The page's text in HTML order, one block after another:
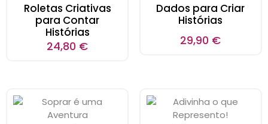
Roletas Criativas
para Contar
Histórias
24,80 €
Dados para Criar
Histórias
29,90 €